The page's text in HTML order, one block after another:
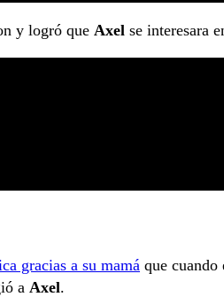
y logró que Axel se interesara
gracias a su mamá que
a Axel.